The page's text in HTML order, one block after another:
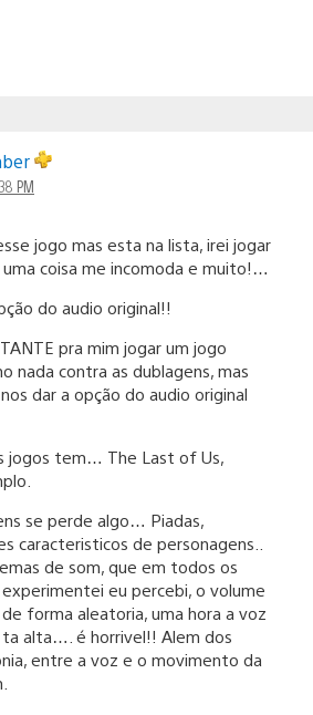
PM
jogo mas esta na lista, irei jogar
coisa me incomoda e muito!…
do audio original!!
pra mim jogar um jogo
nada contra as dublagens, mas
dar a opção do audio original
jogos tem… The Last of Us,
se perde algo… Piadas,
caracteristicos de personagens..
de som, que em todos os
eu percebi, o volume
forma aleatoria, uma hora a voz
alta…. é horrivel!! Alem dos
entre a voz e o movimento da